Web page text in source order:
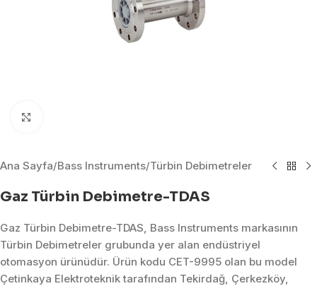
Ana Sayfa/Bass Instruments/Türbin Debimetreler
Gaz Türbin Debimetre-TDAS
Gaz Türbin Debimetre-TDAS, Bass Instruments markasının
Türbin Debimetreler grubunda yer alan endüstriyel
otomasyon ürünüdür. Ürün kodu CET-9995 olan bu model
Çetinkaya Elektroteknik tarafından Tekirdağ, Çerkezköy,